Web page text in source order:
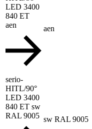
LED 3400
840 ET
aen
aen
serio-
HITL/90°
LED 3400
840 ET sw
RAL 9005 sw RAL 9005